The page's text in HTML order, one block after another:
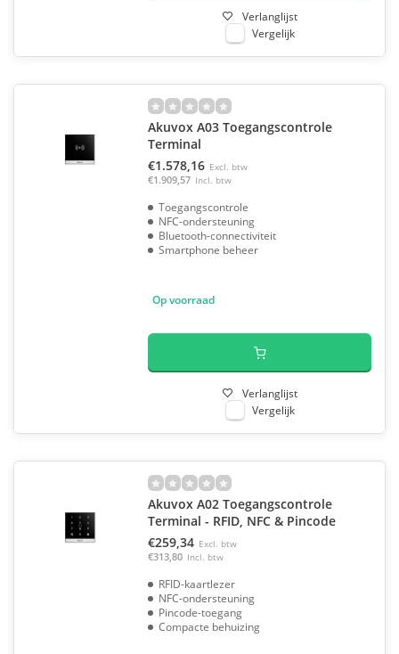
Verlanglijst
Vergelijk
Akuvox A03 Toegangscontrole
Terminal
€1.578,16 Excl. btw
€1.909,57 Incl. btw
Toegangscontrole
NFC-ondersteuning
Bluetooth-connectiviteit
Smartphone beheer
Op voorraad
Verlanglijst
Vergelijk
Akuvox A02 Toegangscontrole
Terminal - RFID, NFC & Pincode
€259,34 Excl. btw
€313,80 Incl. btw
RFID-kaartlezer
NFC-ondersteuning
Pincode-toegang
Compacte behuizing